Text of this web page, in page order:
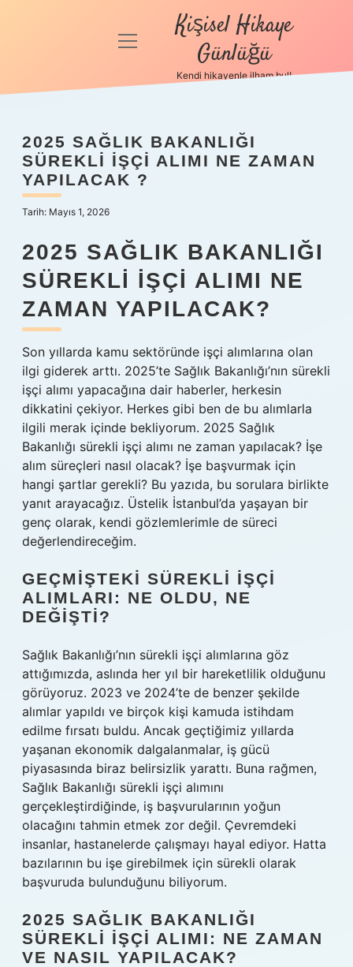
Anasayfa
Politikası
Yasal Uyarı
Hakkımızda
menüyü
Kişisel Hikaye
Günlüğü
Kendi hikayenle ilham bul!
2025 SAĞLIK BAKANLIĞI
SÜREKLI IŞÇI ALIMI NE ZAMAN
YAPILACAK ?
Tarih: Mayıs 1, 2026
2025 SAĞLIK BAKANLIĞI
SÜREKLI İŞÇI ALIMI NE
ZAMAN YAPILACAK?
Son yıllarda kamu sektöründe işçi alımlarına olan
ilgi giderek arttı. 2025’te Sağlık Bakanlığı’nın sürekli
işçi alımı yapacağına dair haberler, herkesin
dikkatini çekiyor. Herkes gibi ben de bu alımlarla
ilgili merak içinde bekliyorum. 2025 Sağlık
Bakanlığı sürekli işçi alımı ne zaman yapılacak? İşe
alım süreçleri nasıl olacak? İşe başvurmak için
hangi şartlar gerekli? Bu yazıda, bu sorulara birlikte
yanıt arayacağız. Üstelik İstanbul’da yaşayan bir
genç olarak, kendi gözlemlerimle de süreci
değerlendireceğim.
GEÇMIŞTEKI SÜREKLI İŞÇI
ALIMLARI: NE OLDU, NE
DEĞIŞTI?
Sağlık Bakanlığı’nın sürekli işçi alımlarına göz
attığımızda, aslında her yıl bir hareketlilik olduğunu
görüyoruz. 2023 ve 2024’te de benzer şekilde
alımlar yapıldı ve birçok kişi kamuda istihdam
edilme fırsatı buldu. Ancak geçtiğimiz yıllarda
yaşanan ekonomik dalgalanmalar, iş gücü
piyasasında biraz belirsizlik yarattı. Buna rağmen,
Sağlık Bakanlığı sürekli işçi alımını
gerçekleştirdiğinde, iş başvurularının yoğun
olacağını tahmin etmek zor değil. Çevremdeki
insanlar, hastanelerde çalışmayı hayal ediyor. Hatta
bazılarının bu işe girebilmek için sürekli olarak
başvuruda bulunduğunu biliyorum.
2025 SAĞLIK BAKANLIĞI
SÜREKLI İŞÇI ALIMI: NE ZAMAN
VE NASIL YAPILACAK?